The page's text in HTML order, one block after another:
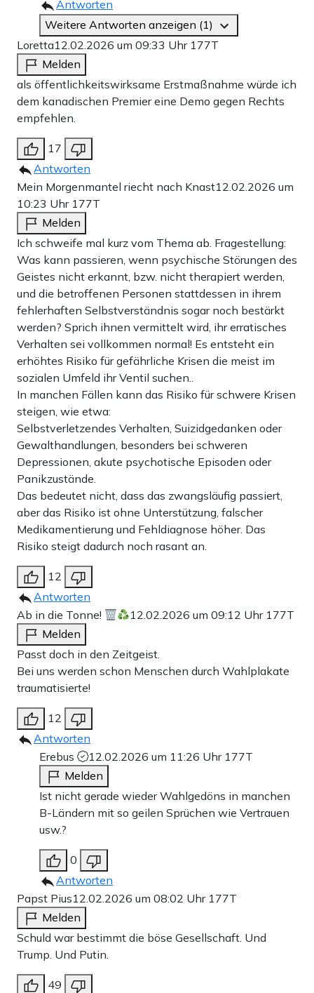
Antworten
Weitere Antworten anzeigen (1)
Loretta12.02.2026 um 09:33 Uhr 177T
Melden
als öffentlichkeitswirksame Erstmaßnahme würde ich
dem kanadischen Premier eine Demo gegen Rechts
empfehlen.
17
Antworten
Mein Morgenmantel riecht nach Knast12.02.2026 um
10:23 Uhr 177T
Melden
Ich schweife mal kurz vom Thema ab. Fragestellung:
Was kann passieren, wenn psychische Störungen des
Geistes nicht erkannt, bzw. nicht therapiert werden,
und die betroffenen Personen stattdessen in ihrem
fehlerhaften Selbstverständnis sogar noch bestärkt
werden? Sprich ihnen vermittelt wird, ihr erratisches
Verhalten sei vollkommen normal! Es entsteht ein
erhöhtes Risiko für gefährliche Krisen die meist im
sozialen Umfeld ihr Ventil suchen..
In manchen Fällen kann das Risiko für schwere Krisen
steigen, wie etwa:
Selbstverletzendes Verhalten, Suizidgedanken oder
Gewalthandlungen, besonders bei schweren
Depressionen, akute psychotische Episoden oder
Panikzustände.
Das bedeutet nicht, dass das zwangsläufig passiert,
aber das Risiko ist ohne Unterstützung, falscher
Medikamentierung und Fehldiagnose höher. Das
Risiko steigt dadurch noch rasant an.
12
Antworten
Ab in die Tonne!
12.02.2026 um 09:12 Uhr 177T
Melden
Passt doch in den Zeitgeist.
Bei uns werden schon Menschen durch Wahlplakate
traumatisierte!
12
Antworten
Erebus
12.02.2026 um 11:26 Uhr 177T
Melden
Ist nicht gerade wieder Wahlgedöns in manchen
B-Ländern mit so geilen Sprüchen wie Vertrauen
usw.?
0
Antworten
Papst Pius12.02.2026 um 08:02 Uhr 177T
Melden
Schuld war bestimmt die böse Gesellschaft. Und
Trump. Und Putin.
49